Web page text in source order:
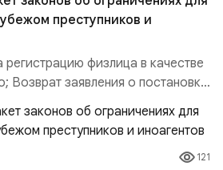
преступников и
регистрацию физлица в качестве
Возврат заявления о постановке
учет; Ограничение
регистрации транспортных
сделок по доверенности;
договора,
121